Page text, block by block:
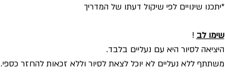
*יתכנו שינויים לפי שיקול דעתו של המדריך
שימו לב !
היציאה לסיור היא עם נעליים בלבד.
משתתף ללא נעליים לא יוכל לצאת לסיור וללא זכאות להחזר כספי.